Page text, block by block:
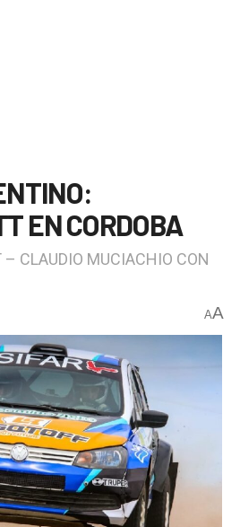
EN CORDOBA
– CLAUDIO MUCIACHIO CON
AA